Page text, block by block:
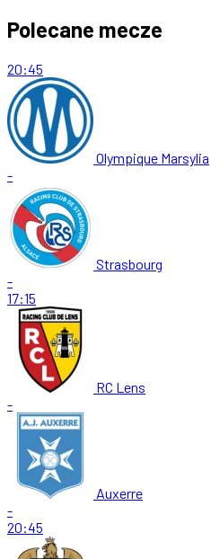
Polecane mecze
20:45
Olympique Marsylia
-
Strasbourg
-
17:15
RC Lens
-
Auxerre
-
20:45